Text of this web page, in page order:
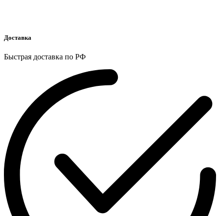
Доставка
Быстрая доставка по РФ